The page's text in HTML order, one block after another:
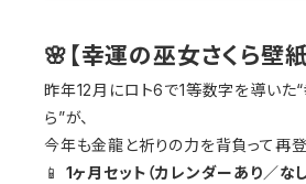
🌸【幸運の巫女さくら壁紙
昨年12月にロト6で1等数字を導いた“
ら”が、
今年も金龍と祈りの力を背負って再登
📱 1ヶ月セット（カレンダーあり／なし